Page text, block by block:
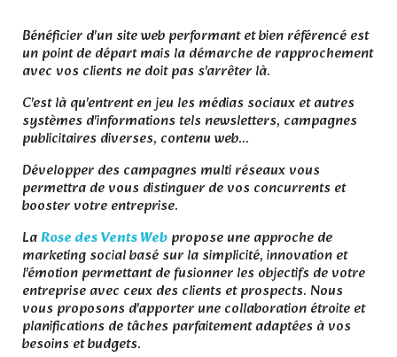
Bénéficier d'un site web performant et bien référencé est
un point de départ mais la démarche de rapprochement
avec vos clients ne doit pas s'arrêter là.
C'est là qu'entrent en jeu les médias sociaux et autres
systèmes d'informations tels newsletters, campagnes
publicitaires diverses, contenu web...
Développer des campagnes multi réseaux vous
permettra de vous distinguer de vos concurrents et
booster votre entreprise.
LaRose des Vents Webpropose une approche de
marketing social basé sur la simplicité, innovation et
l'émotion permettant de fusionner les objectifs de votre
entreprise avec ceux des clients et prospects. Nous
vous proposons d'apporter une collaboration étroite et
planifications de tâches parfaitement adaptées à vos
besoins et budgets.